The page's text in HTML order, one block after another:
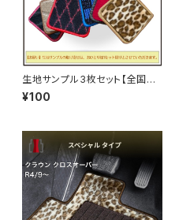
生地サンプル3枚セット【全国一
律送料無料】ネコポス便で発送
¥100